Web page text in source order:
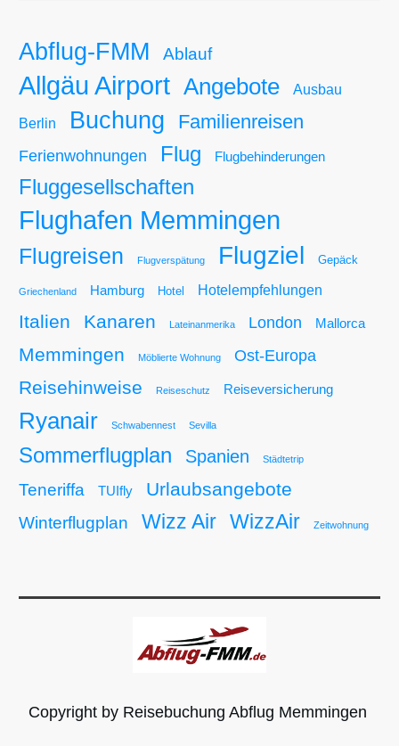
Abflug-FMM Ablauf
Allgäu Airport Angebote Ausbau
Berlin Buchung Familienreisen
Ferienwohnungen Flug Flugbehinderungen
Fluggesellschaften
Flughafen Memmingen
Flugreisen Flugverspätung Flugziel Gepäck
Griechenland Hamburg Hotel Hotelempfehlungen
Italien Kanaren Lateinanmerika London Mallorca
Memmingen Möblierte Wohnung Ost-Europa
Reisehinweise Reiseschutz Reiseversicherung
Ryanair Schwabennest Sevilla
Sommerflugplan Spanien Städtetrip
Teneriffa TUIfly Urlaubsangebote
Winterflugplan Wizz Air WizzAir Zeitwohnung
Copyright by Reisebuchung Abflug Memmingen